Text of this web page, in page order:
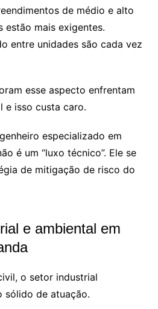
de médio e alto
estão mais exigentes.
entre unidades são cada vez
esse aspecto enfrentam
e isso custa caro.
especializado em
é um “luxo técnico”. Ele se
de mitigação de risco do
e ambiental em
o setor industrial
sólido de atuação.